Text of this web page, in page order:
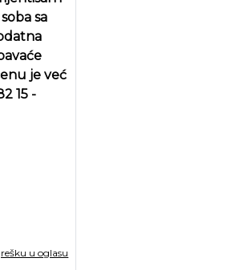
sa
je već
15 -
u oglasu